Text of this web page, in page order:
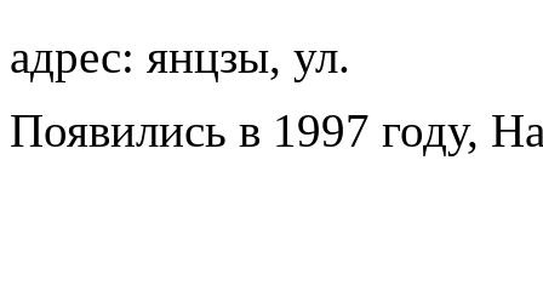
адрес: янцзы, ул.
Появились в 1997 году,